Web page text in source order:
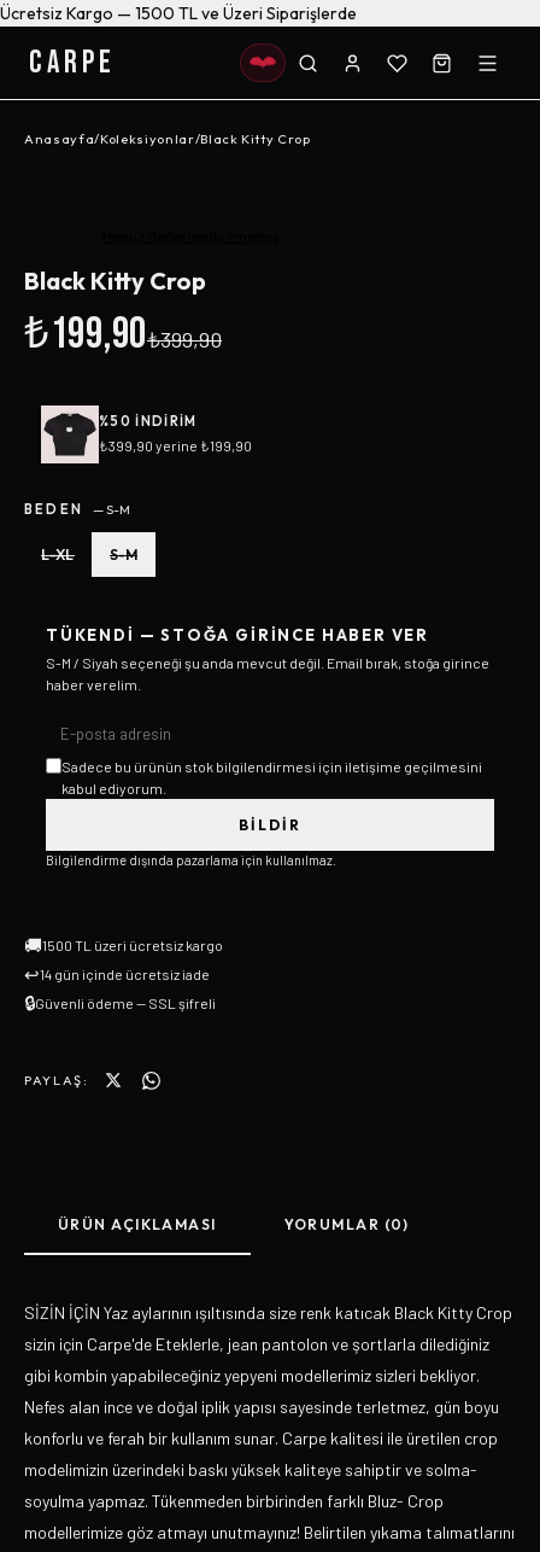
Ücretsiz Kargo — 1500 TL ve Üzeri Siparişlerde
CARPE
Anasayfa/Koleksiyonlar/Black Kitty Crop
Black Kitty Crop
₺199,90₺399,90
%50 INDIRIM
₺399,90 yerine ₺199,90
BEDEN —S-M
L-XL S-M
TÜKENDI — STOĞA GIRINCE HABER VER
S-M / Siyah seçeneği şu anda mevcut değil. Email bırak, stoğa girince
haber verelim.
Sadece bu ürünün stok bilgilendirmesi için iletişime geçilmesini
kabul ediyorum.
BILDIR
Bilgilendirme dışında pazarlama için kullanılmaz.
🚚1500 TL üzeri ücretsiz kargo
↩14 gün içinde ücretsiz iade
🔒Güvenli ödeme — SSL şifreli
PAYLAŞ:
ÜRÜN AÇIKLAMASI YORUMLAR (0)
SİZİN İÇİN Yaz aylarının ışıltısında size renk katıcak Black Kitty Crop
sizin için Carpe'de Eteklerle, jean pantolon ve şortlarla dilediğiniz
gibi kombin yapabileceğiniz yepyeni modellerimiz sizleri bekliyor.
Nefes alan ince ve doğal iplik yapısı sayesinde terletmez, gün boyu
konforlu ve ferah bir kullanım sunar. Carpe kalitesi ile üretilen crop
modelimizin üzerindeki baskı yüksek kaliteye sahiptir ve solma-
soyulma yapmaz. Tükenmeden birbirinden farklı Bluz- Crop
modellerimize göz atmayı unutmayınız! Belirtilen yıkama talımatlarını